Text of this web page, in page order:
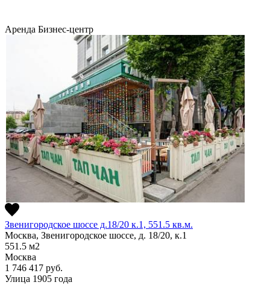
Аренда Бизнес-центр
Звенигородское шоссе д.18/20 к.1, 551.5 кв.м.
Москва, Звенигородское шоссе, д. 18/20, к.1
551.5 м2
Москва
1 746 417 руб.
Улица 1905 года